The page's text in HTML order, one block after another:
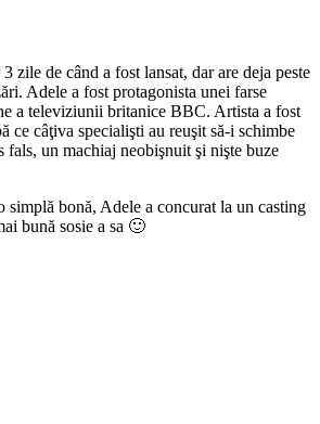
zile de când a fost lansat, dar are deja peste
Adele a fost protagonista unei farse
a televiziunii britanice BBC. Artista a fost
ce câţiva specialişti au reuşit să-i schimbe
fals, un machiaj neobişnuit şi nişte buze
simplă bonă, Adele a concurat la un casting
bună sosie a sa 🙂